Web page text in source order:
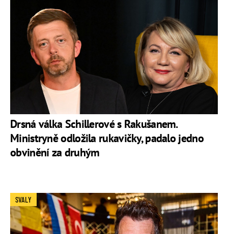
Drsná válka Schillerové s Rakušanem.
Ministryně odložila rukavičky, padalo jedno
obvinění za druhým
SVALY